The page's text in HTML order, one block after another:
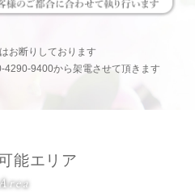
お断りしております
9400から架電させて頂きます
能エリア